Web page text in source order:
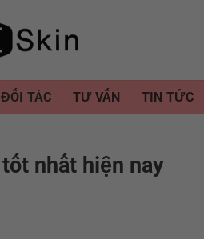
ĐỐI TÁC TƯ VẤN TIN TỨC
nhất hiện nay